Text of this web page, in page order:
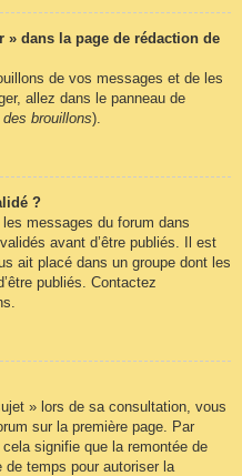
» dans la page de rédaction de
de vos messages et de les
allez dans le panneau de
brouillons).
?
les messages du forum dans
avant d’être publiés. Il est
ait placé dans un groupe dont les
publiés. Contactez
» lors de sa consultation, vous
sur la première page. Par
signifie que la remontée de
de temps pour autoriser la